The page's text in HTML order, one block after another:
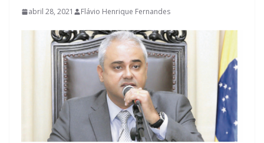
abril 28, 2021 Flávio Henrique Fernandes